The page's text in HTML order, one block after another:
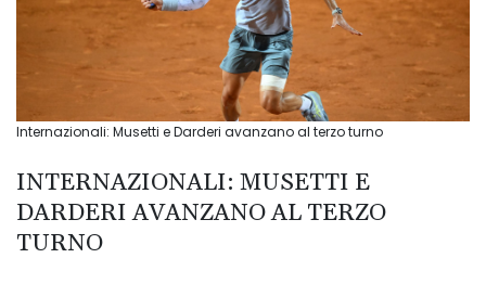
Internazionali: Musetti e Darderi avanzano al terzo turno
INTERNAZIONALI: MUSETTI E
DARDERI AVANZANO AL TERZO
TURNO